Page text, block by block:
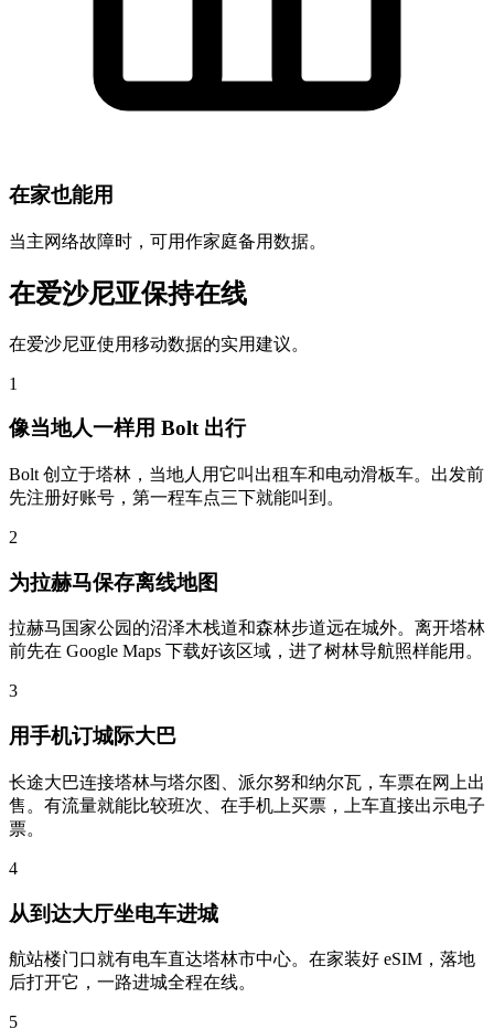
在家也能用
当主网络故障时，可用作家庭备用数据。
在爱沙尼亚保持在线
在爱沙尼亚使用移动数据的实用建议。
1
像当地人一样用 Bolt 出行
Bolt 创立于塔林，当地人用它叫出租车和电动滑板车。出发前
先注册好账号，第一程车点三下就能叫到。
2
为拉赫马保存离线地图
拉赫马国家公园的沼泽木栈道和森林步道远在城外。离开塔林
前先在 Google Maps 下载好该区域，进了树林导航照样能用。
3
用手机订城际大巴
长途大巴连接塔林与塔尔图、派尔努和纳尔瓦，车票在网上出
售。有流量就能比较班次、在手机上买票，上车直接出示电子
票。
4
从到达大厅坐电车进城
航站楼门口就有电车直达塔林市中心。在家装好 eSIM，落地
后打开它，一路进城全程在线。
5